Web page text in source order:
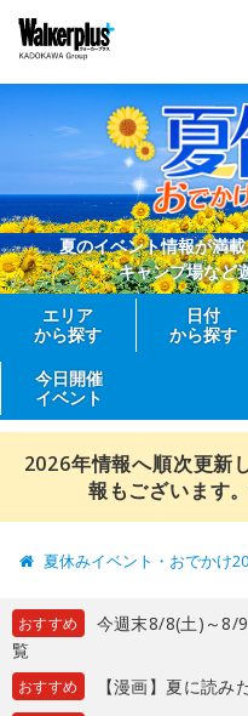
夏のイベント情報が満
キャンプ場など
エリア
から探す
日付
から探す
今日開催
イベント
2026年情報へ順次更新
報もございます
夏休みイベント・おでかけ
おすすめ
今週末8/8(土)～8/
覧
おすすめ 【漫画】夏に読み